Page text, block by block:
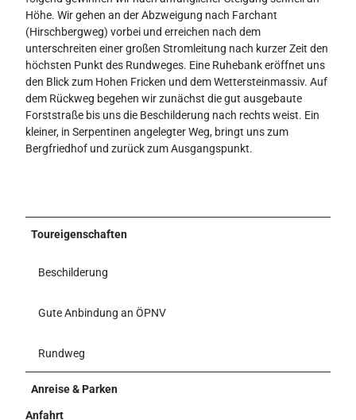
Höhe. Wir gehen an der Abzweigung nach Farchant
(Hirschbergweg) vorbei und erreichen nach dem
unterschreiten einer großen Stromleitung nach kurzer Zeit den
höchsten Punkt des Rundweges. Eine Ruhebank eröffnet uns
den Blick zum Hohen Fricken und dem Wettersteinmassiv. Auf
dem Rückweg begehen wir zunächst die gut ausgebaute
Forststraße bis uns die Beschilderung nach rechts weist. Ein
kleiner, in Serpentinen angelegter Weg, bringt uns zum
Bergfriedhof und zurück zum Ausgangspunkt.
Toureigenschaften
Beschilderung
Gute Anbindung an ÖPNV
Rundweg
Anreise & Parken
Anfahrt